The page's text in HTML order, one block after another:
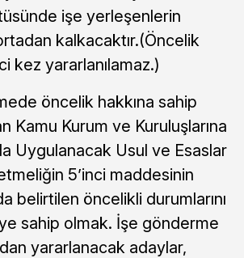
işe yerleşenlerin
kalkacaktır.(Öncelik
kez yararlanılamaz.)
öncelik hakkına sahip
Kamu Kurum ve Kuruluşlarına
Uygulanacak Usul ve Esaslar
5’inci maddesinin
belirtilen öncelikli durumlarını
sahip olmak. İşe gönderme
yararlanacak adaylar,